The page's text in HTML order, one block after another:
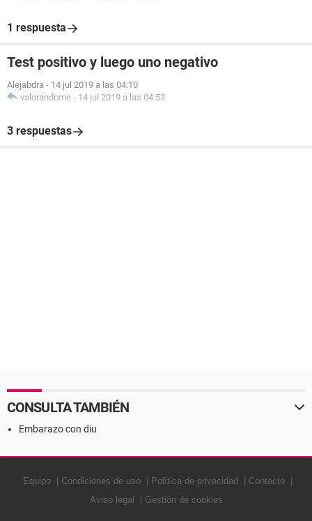
1 respuesta
Test positivo y luego uno negativo
Alejabdra - 14 jul 2019 a las 04:10
valorandome - 14 jul 2019 a las 04:53
3 respuestas
CONSULTA TAMBIÉN
Embarazo con diu
Equipo Condiciones de uso Política de privacidad
Contacto
Aviso legal
Gestión de cookies